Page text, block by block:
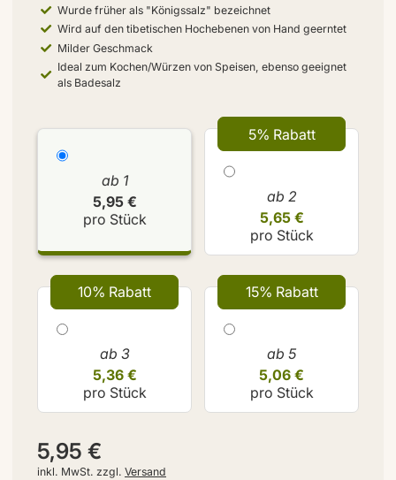
Wurde früher als "Königssalz" bezeichnet
Wird auf den tibetischen Hochebenen von Hand geerntet
Milder Geschmack
Ideal zum Kochen/Würzen von Speisen, ebenso geeignet
als Badesalz
5,95 €
inkl. MwSt. zzgl. Versand
ab 1
5,95 €
pro Stück
5% Rabatt
ab 2
5,65 €
pro Stück
10% Rabatt
ab 3
5,36 €
pro Stück
15% Rabatt
ab 5
5,06 €
pro Stück